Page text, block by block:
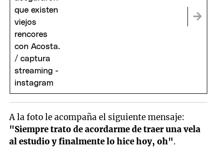
A la foto le acompaña el siguiente mensaje:
"Siempre trato de acordarme de traer una vela
al estudio y finalmente lo hice hoy, oh".